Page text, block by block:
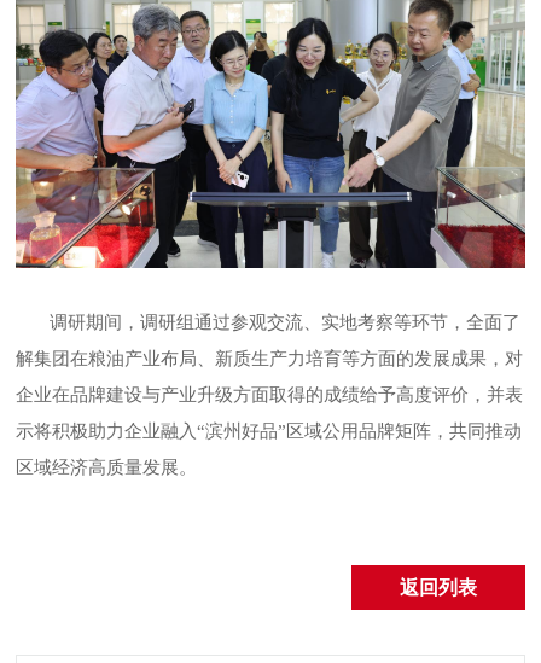
调研期间，调研组通过参观交流、实地考察等环节，全面了
解集团在粮油产业布局、新质生产力培育等方面的发展成果，对
企业在品牌建设与产业升级方面取得的成绩给予高度评价，并表
示将积极助力企业融入“滨州好品”区域公用品牌矩阵，共同推动
区域经济高质量发展。
返回列表